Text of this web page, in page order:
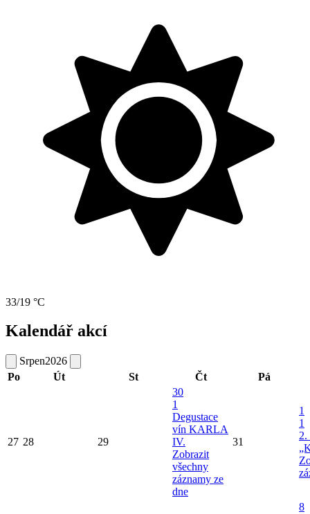
33/19 °C
Kalendář akcí
Srpen2026
Po
Út St Čt Pá
27 28 29
30
1
Degustace
vín KARLA
IV.
Zobrazit
všechny
záznamy ze
dne
31
1
1
2.
8